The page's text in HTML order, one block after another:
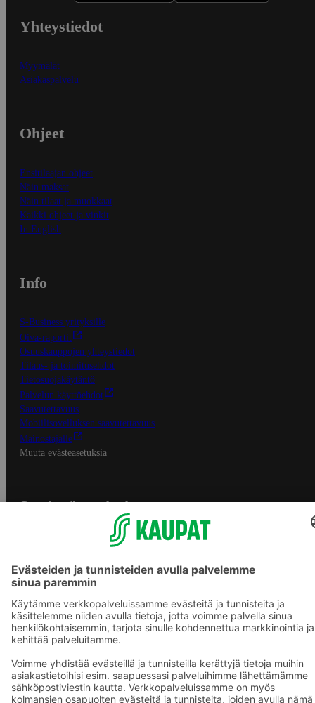
Yhteystiedot
Myymälät
Asiakaspalvelu
Ohjeet
Ensitilaajan ohjeet
Näin maksat
Näin tilaat ja muokkaat
Kaikki ohjeet ja vinkit
In English
Info
S-Business yrityksille
Oiva-raportit
Osuuskauppojen yhteystiedot
Tilaus- ja toimitusehdot
Tietosuojakäytäntö
Palvelun käyttöehdot
Saavutettavuus
Mobiilisovelluksen saavutettavuus
Mainostajalle
Muuta evästeasetuksia
S-ryhmän palvelut
Yhteishyvä Ruoka -sovellus
Prisma.fi
Sokos.fi
S-Pankki
Sokos Hotels
Raflaamo